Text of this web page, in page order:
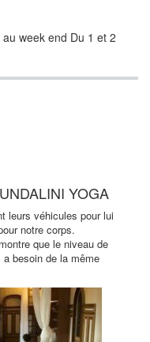
week end Du 1 et 2
YOGA
leurs véhicules pour lui
notre corps.
que le niveau de
besoin de la même